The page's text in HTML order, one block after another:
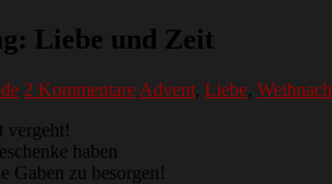
Liebe und Zeit
2 Kommentare Advent, Liebe,
vergeht!
haben
Gaben zu besorgen!